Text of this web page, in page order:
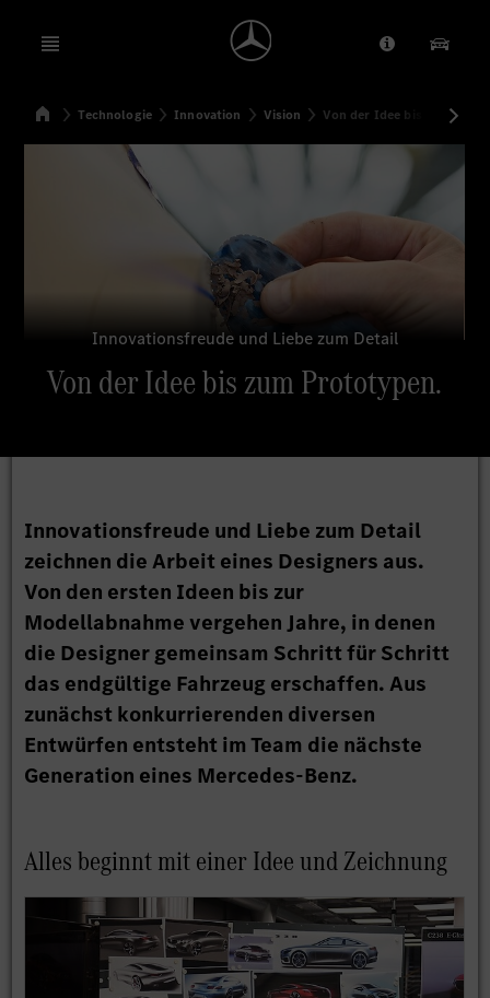
Open menu Anbieter/
SuchenStartseite
Technologie Innovation Vision Von der Idee bis zum
Innovationsfreude und Liebe zum Detail
Von der Idee bis zum Prototypen.
Innovationsfreude und Liebe zum Detail
zeichnen die Arbeit eines Designers aus.
Von den ersten Ideen bis zur
Modellabnahme vergehen Jahre, in denen
die Designer gemeinsam Schritt für Schritt
das endgültige Fahrzeug erschaffen. Aus
zunächst konkurrierenden diversen
Entwürfen entsteht im Team die nächste
Generation eines Mercedes-Benz.
Alles beginnt mit einer Idee und Zeichnung